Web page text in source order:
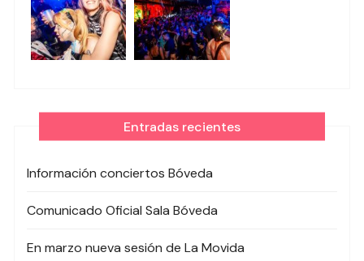
Entradas recientes
Información conciertos Bóveda
Comunicado Oficial Sala Bóveda
En marzo nueva sesión de La Movida